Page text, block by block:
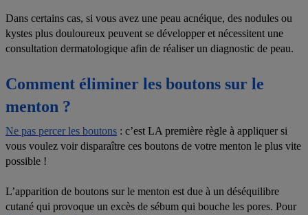
Dans certains cas, si vous avez une peau acnéique, des nodules ou
kystes plus douloureux peuvent se développer et nécessitent une
consultation dermatologique afin de réaliser un diagnostic de peau.
Comment éliminer les boutons sur le
menton ?
Ne pas percer les boutons : c’est LA première règle à appliquer si
vous voulez voir disparaître ces boutons de votre menton le plus vite
possible !
L’apparition de boutons sur le menton est due à un déséquilibre
cutané qui provoque un excès de sébum qui bouche les pores. Pour